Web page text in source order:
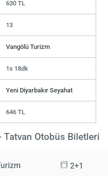
630 TL
13
Vangölü Turizm
1s 18dk
Yeni Diyarbakır Seyahat
646 TL
Tatvan Otobüs Biletleri
2+1